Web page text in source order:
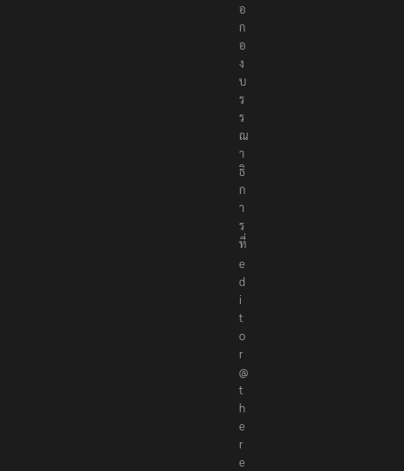
อ
ก
อ
ง
บ
ร
ร
ณ
า
ธิ
ก
า
ร
ที่
e
d
i
t
o
r
@
t
h
e
r
e